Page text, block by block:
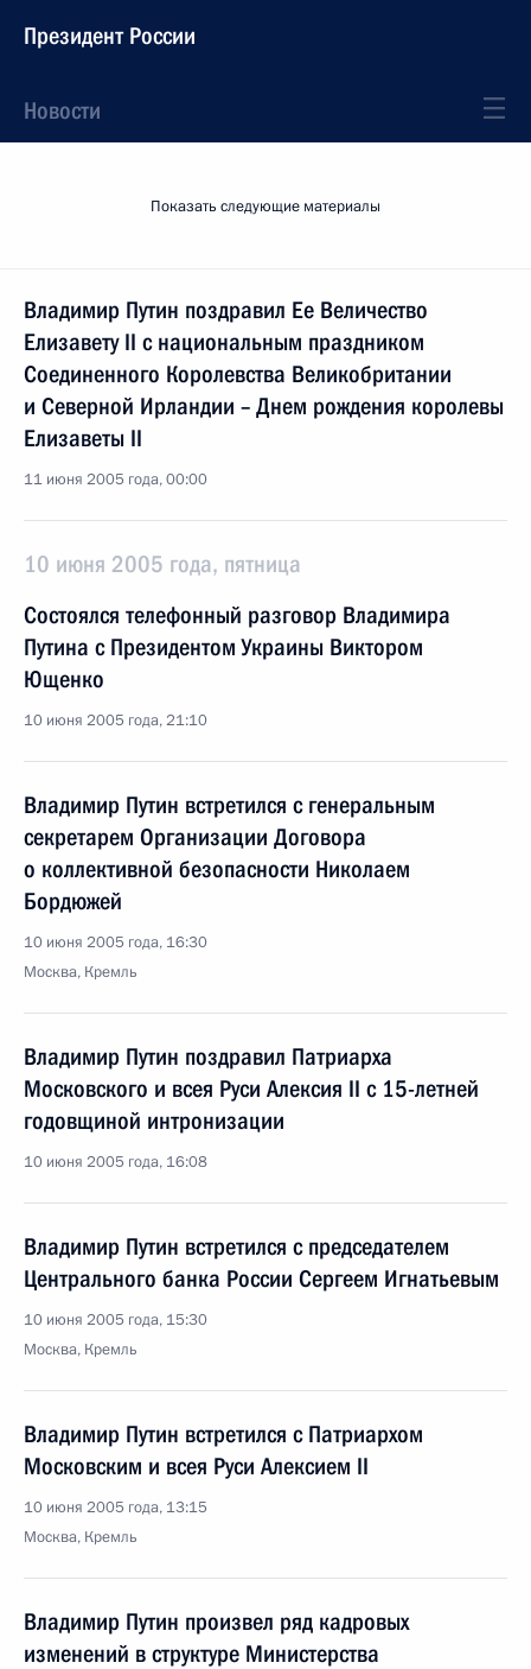
Президент России
Новости
Показать следующие материалы
Владимир Путин поздравил Ee Величество
Елизавету II с национальным праздником
Соединенного Королевства Великобритании
и Северной Ирландии – Днем рождения королевы
Елизаветы II
11 июня 2005 года, 00:00
10 июня 2005 года, пятница
Состоялся телефонный разговор Владимира
Путина с Президентом Украины Виктором
Ющенко
10 июня 2005 года, 21:10
Владимир Путин встретился с генеральным
секретарем Организации Договора
о коллективной безопасности Николаем
Бордюжей
10 июня 2005 года, 16:30
Москва, Кремль
Владимир Путин поздравил Патриарха
Московского и всея Руси Алексия II с 15-летней
годовщиной интронизации
10 июня 2005 года, 16:08
Владимир Путин встретился с председателем
Центрального банка России Сергеем Игнатьевым
10 июня 2005 года, 15:30
Москва, Кремль
Владимир Путин встретился с Патриархом
Московским и всея Руси Алексием II
10 июня 2005 года, 13:15
Москва, Кремль
Владимир Путин произвел ряд кадровых
изменений в структуре Министерства